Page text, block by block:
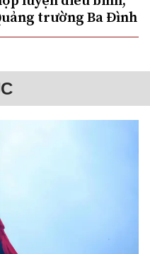
trường Ba Đình